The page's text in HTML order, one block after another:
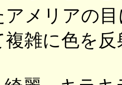
アメリアの
複雑に色を